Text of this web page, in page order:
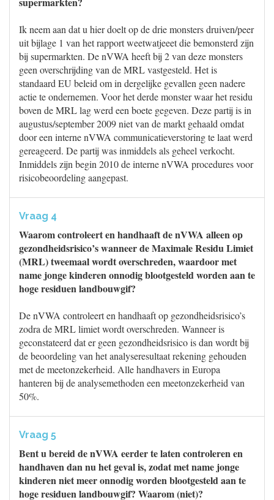
Ik neem aan dat u hier doelt op de drie monsters druiven/peer
uit bijlage 1 van het rapport weetwatjeeet die bemonsterd zijn
bij supermarkten. De nVWA heeft bij 2 van deze monsters
geen overschrijding van de MRL vastgesteld. Het is
standaard EU beleid om in dergelijke gevallen geen nadere
actie te ondernemen. Voor het derde monster waar het residu
boven de MRL lag werd een boete gegeven. Deze partij is in
augustus/september 2009 niet van de markt gehaald omdat
door een interne nVWA communicatieverstoring te laat werd
gereageerd. De partij was inmiddels als geheel verkocht.
Inmiddels zijn begin 2010 de interne nVWA procedures voor
risicobeoordeling aangepast.
Vraag 4
Waarom controleert en handhaaft de nVWA alleen op
gezondheidsrisico’s wanneer de Maximale Residu Limiet
(MRL) tweemaal wordt overschreden, waardoor met
name jonge kinderen onnodig blootgesteld worden aan te
hoge residuen landbouwgif?
De nVWA controleert en handhaaft op gezondheidsrisico’s
zodra de MRL limiet wordt overschreden. Wanneer is
geconstateerd dat er geen gezondheidsrisico is dan wordt bij
de beoordeling van het analyseresultaat rekening gehouden
met de meetonzekerheid. Alle handhavers in Europa
hanteren bij de analysemethoden een meetonzekerheid van
50%.
Vraag 5
Bent u bereid de nVWA eerder te laten controleren en
handhaven dan nu het geval is, zodat met name jonge
kinderen niet meer onnodig worden blootgesteld aan te
hoge residuen landbouwgif? Waarom (niet)?